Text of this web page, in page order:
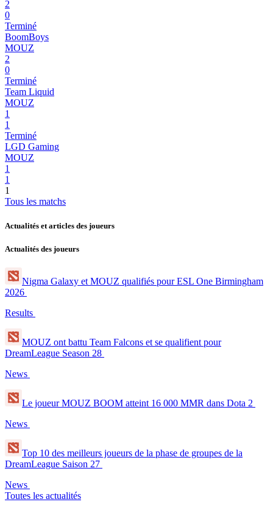
2
0
Terminé
BoomBoys
MOUZ
2
0
Terminé
Team Liquid
MOUZ
1
1
Terminé
LGD Gaming
MOUZ
1
1
1
Tous les matchs
Actualités et articles des joueurs
Actualités des joueurs
Nigma Galaxy et MOUZ qualifiés pour ESL One Birmingham
2026
Results
MOUZ ont battu Team Falcons et se qualifient pour
DreamLeague Season 28
News
Le joueur MOUZ BOOM atteint 16 000 MMR dans Dota 2
News
Top 10 des meilleurs joueurs de la phase de groupes de la
DreamLeague Saison 27
News
Toutes les actualités